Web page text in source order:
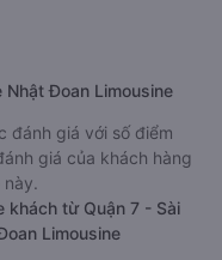
Đoan Limousine
đánh giá với số điểm
giá của khách hàng
khách từ Quận 7 - Sài
Limousine